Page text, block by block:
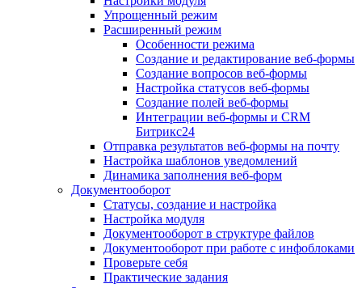
Упрощенный режим
Расширенный режим
Особенности режима
Создание и редактирование веб-формы
Создание вопросов веб-формы
Настройка статусов веб-формы
Создание полей веб-формы
Интеграции веб-формы и CRM
Битрикс24
Отправка результатов веб-формы на почту
Настройка шаблонов уведомлений
Динамика заполнения веб-форм
Документооборот
Статусы, создание и настройка
Настройка модуля
Документооборот в структуре файлов
Документооборот при работе с инфоблоками
Проверьте себя
Практические задания